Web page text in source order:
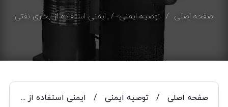
صفحه اصلی / توصیه ایمنی/ ایمنی استفاده از بخاری نفتی
صفحه اصلی/ توصیه ایمنی/ ایمنی استفاده از بخاری نفتی